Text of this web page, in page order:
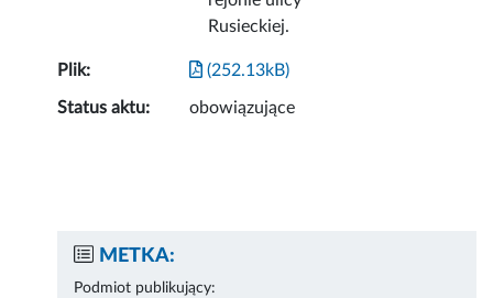
Rusieckiej.
Plik: (252.13kB)
Status aktu: obowiązujące
METKA:
Podmiot publikujący: